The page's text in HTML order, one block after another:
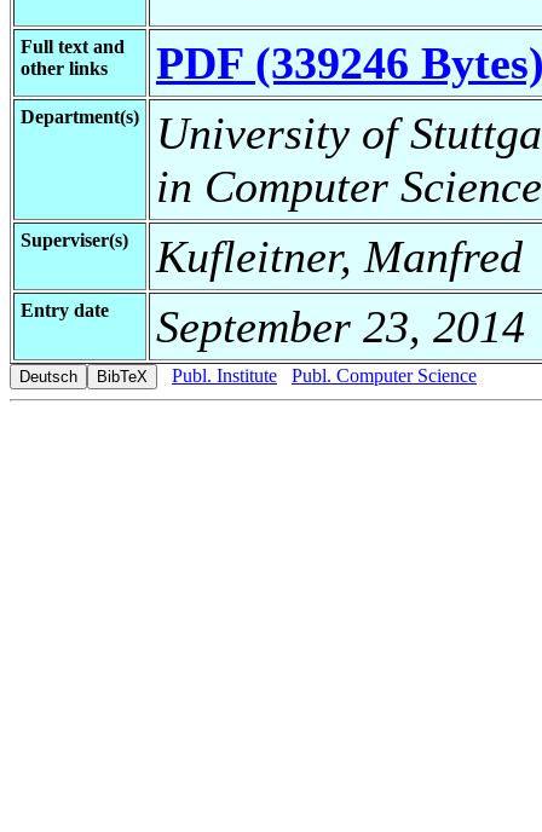
Full text and
other links
PDF (339246
Department(s)
University of
in Computer
Superviser(s) Kufleitner, Manfred
Entry date September 23, 2014
Publ. Institute Publ. Computer Science